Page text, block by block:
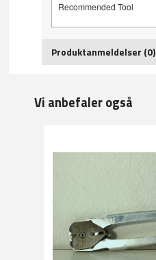
Recommended Tool
Produktanmeldelser (0)
Vi anbefaler også